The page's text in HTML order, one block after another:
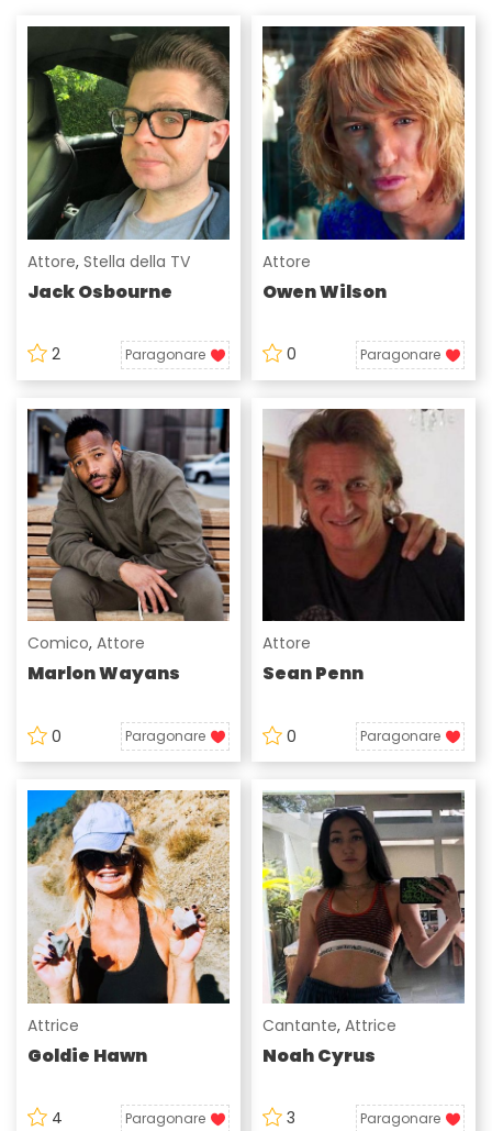
Attore, Stella della TV
Jack Osbourne
2 Paragonare
Attore
Owen Wilson
0 Paragonare
Comico, Attore
Marlon Wayans
0 Paragonare
Attore
Sean Penn
0 Paragonare
Attrice
Goldie Hawn
4 Paragonare
Cantante, Attrice
Noah Cyrus
3 Paragonare